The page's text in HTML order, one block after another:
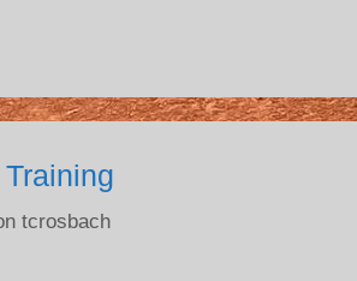
tcrosbach